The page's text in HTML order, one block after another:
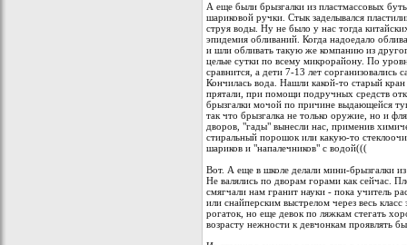
А еще были брызгалки из пластмассовых
шариковой ручки. Стык заделывался
струя воды. Ну не было у нас тогда
эпидемия обливаний. Когда надоедало
и шли обливать такую же компанию из
целые сутки по всему микрорайону. По
сравнится, а дети 7-13 лет
Кончилась вода. Нашли какой-то старый
прятали, при помощи подручных средств
брызгалки мочой по причине выдающейся
так что брызгалка не только оружие, но и
дворов, "гады" вынесли нас, применив
стиральный порошок или какую-то
шариков и "напалечников" с водой(((
Вот. А еще в школе делали мини-брызгалки
Не валялись по дворам горами как сейчас.
смягчали нам гранит науки - пока учитель
или снайперским выстрелом через весь
рогаток, но еще девок по ляжкам стегать
возрасту нежности к девчонкам проявлять